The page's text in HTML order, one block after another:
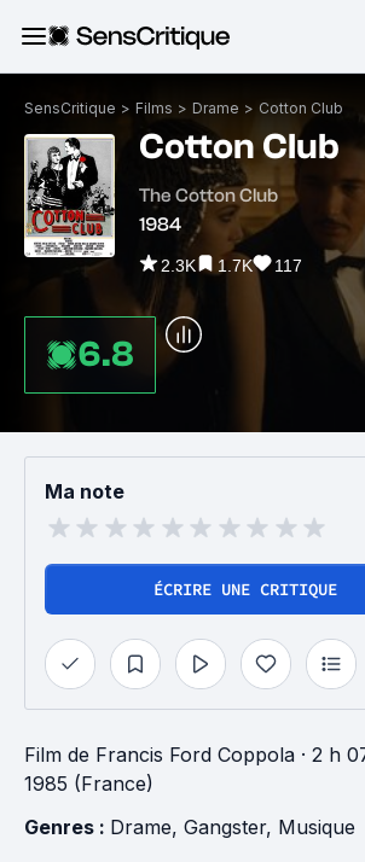
SensCritique > Films > Drame > Cotton Club
Cotton Club
The Cotton Club
1984
2.3K 1.7K 117
6.8
Ma note
ÉCRIRE UNE CRITIQUE
Film de Francis Ford Coppola · 2 h
1985 (France)
Genres : Drame, Gangster, Musique